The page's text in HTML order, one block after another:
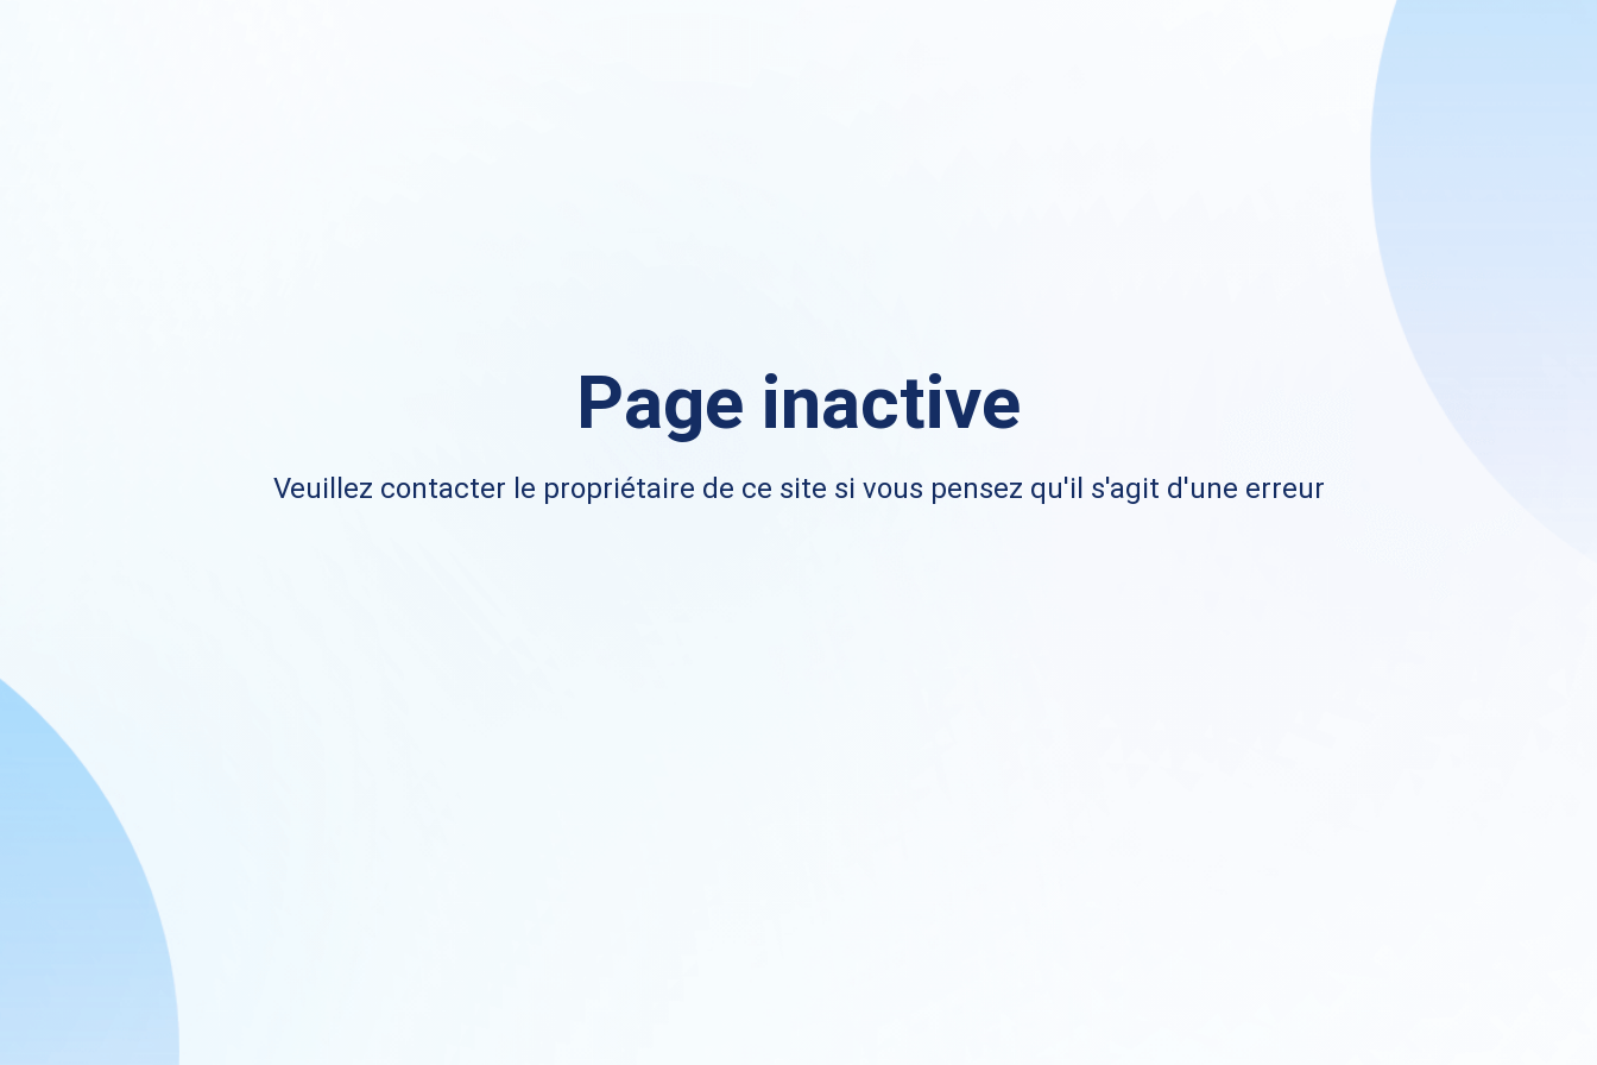
Page inactive
Veuillez contacter le propriétaire de ce site si vous pensez qu'il s'agit d'une erreur